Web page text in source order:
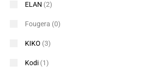
ELAN (2)
Fougera (0)
KIKO (3)
Kodi (1)